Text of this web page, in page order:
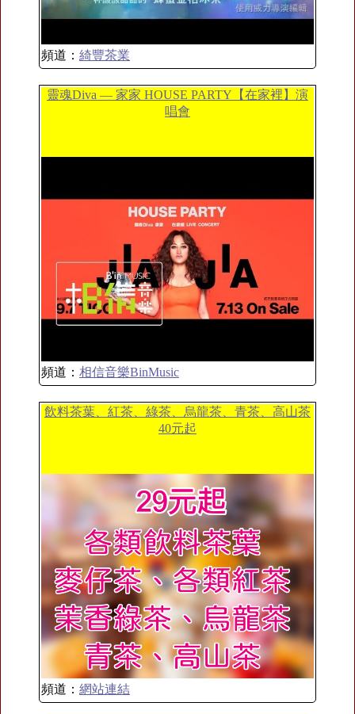
頻道： 綺豐茶業
靈魂Diva — 家家 HOUSE PARTY【在家裡】演
唱會
頻道： 相信音樂BinMusic
飲料茶葉、紅茶、綠茶、烏龍茶、青茶、高山茶
40元起
頻道： 網站連結